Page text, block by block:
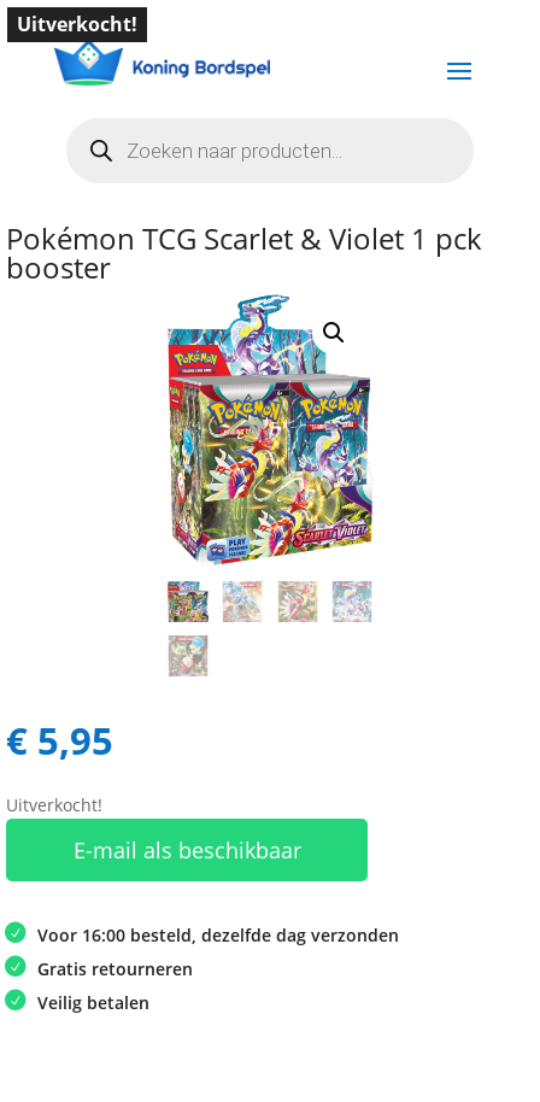
zoeken
Uitverkocht!
Pokémon TCG Scarlet & Violet 1 pck
booster
€ 5,95
Uitverkocht!
E-mail als beschikbaar
Voor 16:00 besteld, dezelfde dag verzonden
Gratis retourneren
Veilig betalen